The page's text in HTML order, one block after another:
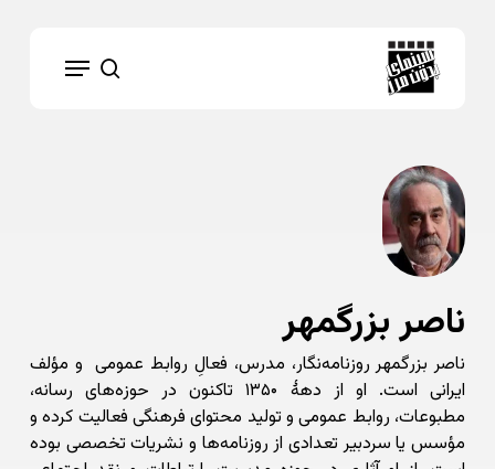
search
Menu
ناصر بزرگمهر
ناصر بزرگمهر روزنامه‌نگار، مدرس، فعالِ روابط عمومی و مؤلف
ایرانی است. او از دههٔ ۱۳۵۰ تاکنون در حوزه‌های رسانه،
مطبوعات، روابط عمومی و تولید محتوای فرهنگی فعالیت کرده و
مؤسس یا سردبیر تعدادی از روزنامه‌ها و نشریات تخصصی بوده